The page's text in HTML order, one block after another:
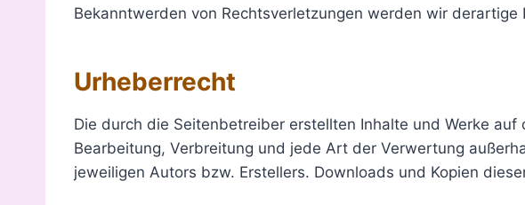
Bekanntwerden von Rechtsverletzungen werden wir derartige
Urheberrecht
Die durch die Seitenbetreiber erstellten Inhalte und Werke
Bearbeitung, Verbreitung und jede Art der Verwertung
jeweiligen Autors bzw. Erstellers. Downloads und Kopien